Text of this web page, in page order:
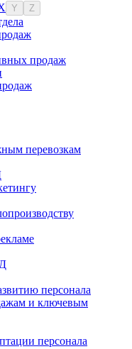
Y Z
продаж
перевозкам
персонала
и ключевым
персонала